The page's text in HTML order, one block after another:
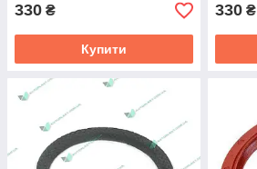
330 ₴
Купити
330 ₴